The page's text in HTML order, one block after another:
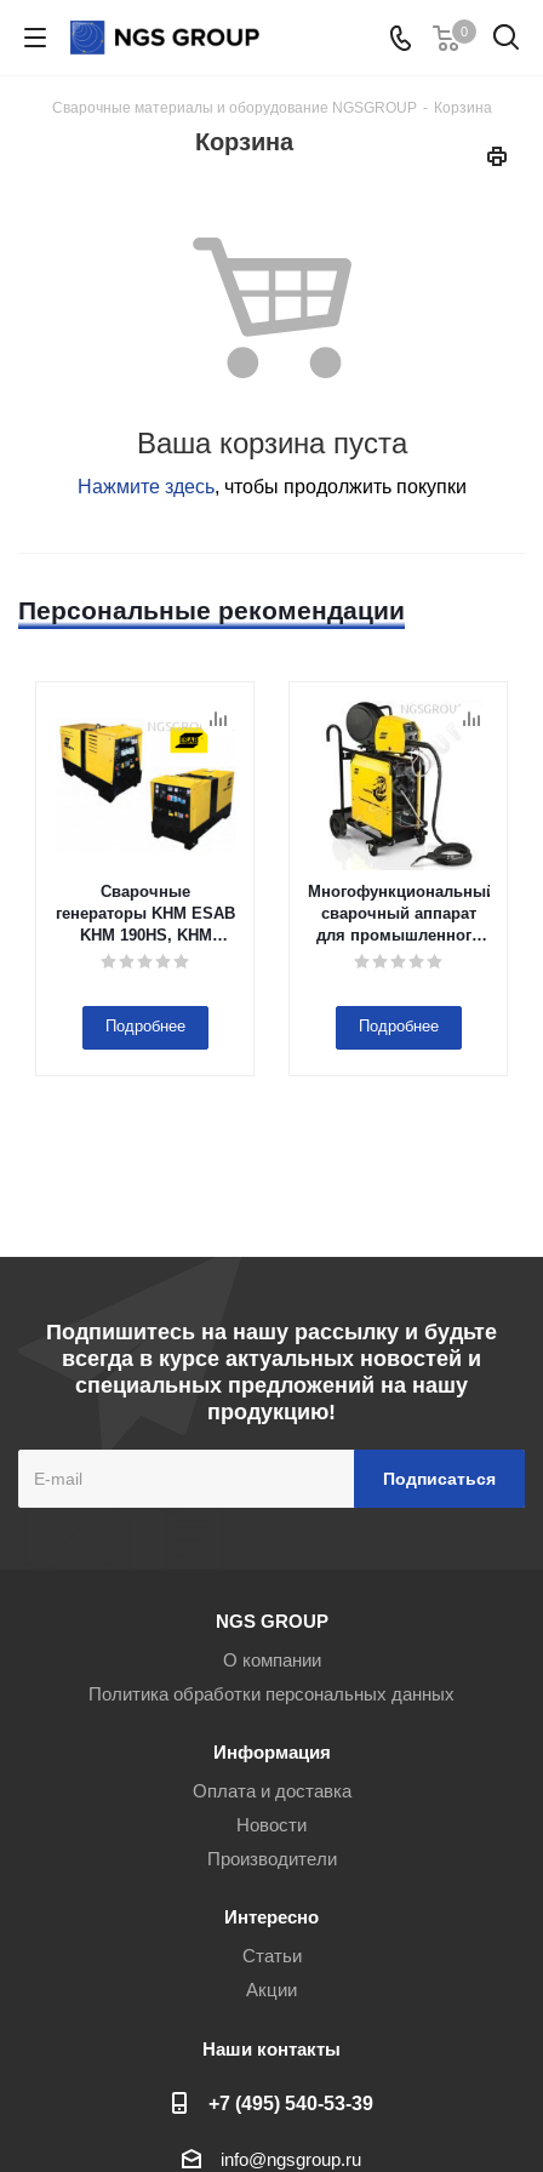
0
Сварочные материалы и оборудование NGSGROUP - Корзина
Корзина
Ваша корзина пуста
Нажмите здесь, чтобы продолжить покупки
Персональные рекомендации
Сварочные
генераторы KHM ESAB
KHM 190HS, KHM
190YS и KHM 351 YS
Подробнее
Многофункциональный
сварочный аппарат
для промышленного
применения WARRIOR
Подробнее
Подпишитесь на нашу рассылку и будьте
всегда в курсе актуальных новостей и
специальных предложений на нашу
продукцию!
NGS GROUP
О компании
Политика обработки персональных данных
Информация
Оплата и доставка
Новости
Производители
Интересно
Статьи
Акции
Наши контакты
+7 (495) 540-53-39
info@ngsgroup.ru